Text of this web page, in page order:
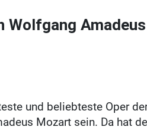
Wolfgang
und beliebteste Oper
Mozart sein. Da hat